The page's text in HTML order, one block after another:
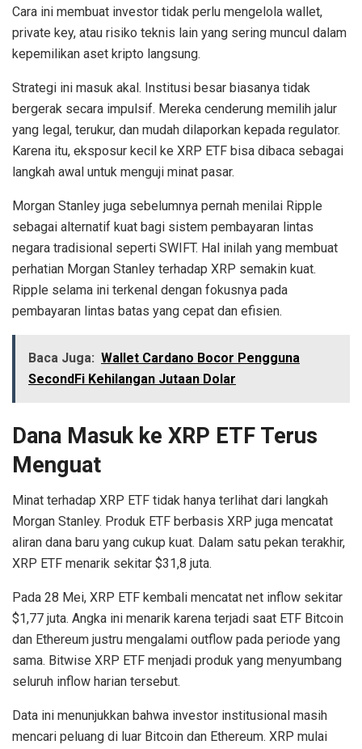
Cara ini membuat investor tidak perlu mengelola wallet,
private key, atau risiko teknis lain yang sering muncul dalam
kepemilikan aset kripto langsung.
Strategi ini masuk akal. Institusi besar biasanya tidak
bergerak secara impulsif. Mereka cenderung memilih jalur
yang legal, terukur, dan mudah dilaporkan kepada regulator.
Karena itu, eksposur kecil ke XRP ETF bisa dibaca sebagai
langkah awal untuk menguji minat pasar.
Morgan Stanley juga sebelumnya pernah menilai Ripple
sebagai alternatif kuat bagi sistem pembayaran lintas
negara tradisional seperti SWIFT. Hal inilah yang membuat
perhatian Morgan Stanley terhadap XRP semakin kuat.
Ripple selama ini terkenal dengan fokusnya pada
pembayaran lintas batas yang cepat dan efisien.
Baca Juga: Wallet Cardano Bocor Pengguna
SecondFi Kehilangan Jutaan Dolar
Dana Masuk ke XRP ETF Terus
Menguat
Minat terhadap XRP ETF tidak hanya terlihat dari langkah
Morgan Stanley. Produk ETF berbasis XRP juga mencatat
aliran dana baru yang cukup kuat. Dalam satu pekan terakhir,
XRP ETF menarik sekitar $31,8 juta.
Pada 28 Mei, XRP ETF kembali mencatat net inflow sekitar
$1,77 juta. Angka ini menarik karena terjadi saat ETF Bitcoin
dan Ethereum justru mengalami outflow pada periode yang
sama. Bitwise XRP ETF menjadi produk yang menyumbang
seluruh inflow harian tersebut.
Data ini menunjukkan bahwa investor institusional masih
mencari peluang di luar Bitcoin dan Ethereum. XRP mulai